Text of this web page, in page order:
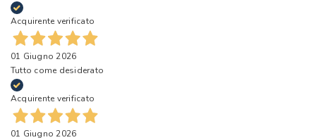
Acquirente verificato
01 Giugno 2026
Tutto come desiderato
Acquirente verificato
01 Giugno 2026